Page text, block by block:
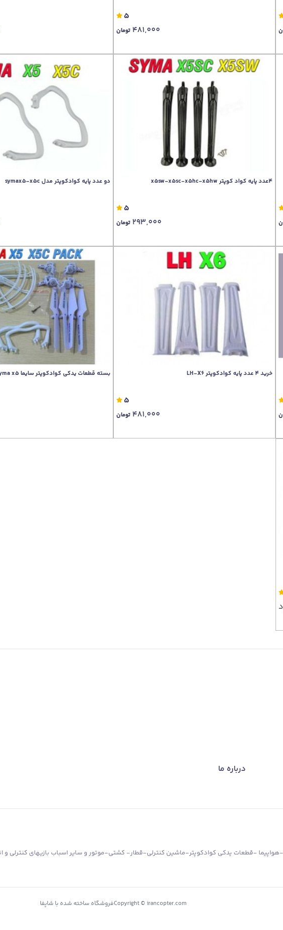
5
481,000 تومان
4عدد پایه کواد کوپتر x5sw-x5sc-x5hc-x5hw
5
293,000 تومان
دو عدد پایه کوادکوپتر مدل symax5-x5c
خرید 4 عدد پایه کوادکوپتر LH-X6
5
481,000 تومان
بسته قطعات یدکی کوادکوپتر سایما syma x5
درباره ما
-قطعات یدکی کوادکوپتر-ماشین کنترلی-قطار- کشتی-موتور و سایر اسباب بازیهای کنترلی و
Copyright © irancopter.comفروشگاه ساخته شده با شاپفا